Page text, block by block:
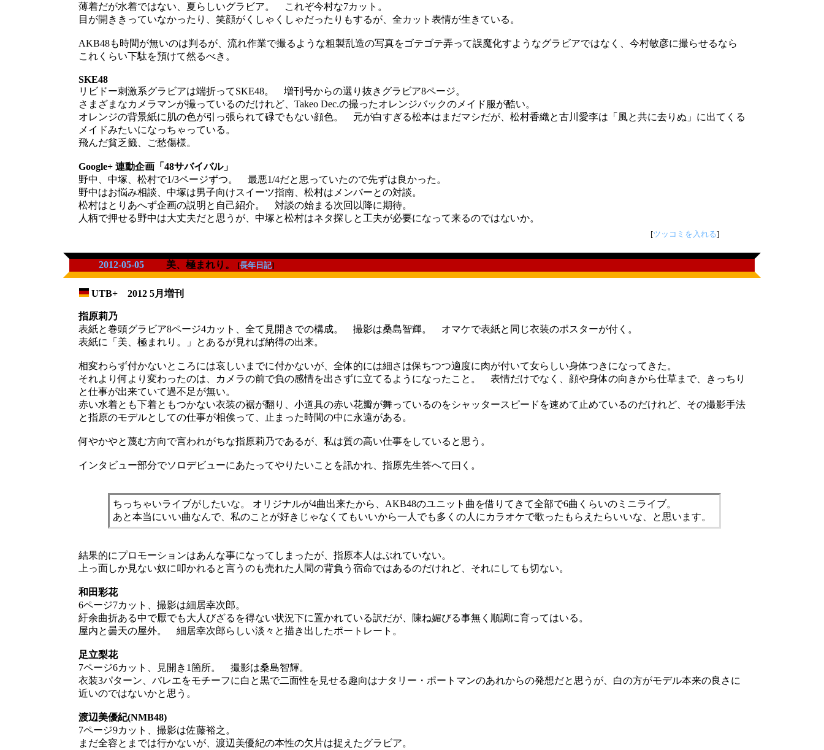
薄着だが水着ではない、夏らしいグラビア。 これぞ今村な7カット。
目が開ききっていなかったり、笑顔がくしゃくしゃだったりもするが、全カット表情が生きている。
AKB48も時間が無いのは判るが、流れ作業で撮るような粗製乱造の写真をゴテゴテ弄って誤魔化すようなグラビアではなく、今村敏彦に撮らせるなら
これくらい下駄を預けて然るべき。
SKE48
リビドー刺激系グラビアは端折ってSKE48。 増刊号からの選り抜きグラビア8ページ。
さまざまなカメラマンが撮っているのだけれど、Takeo Dec.の撮ったオレンジバックのメイド服が酷い。
オレンジの背景紙に肌の色が引っ張られて碌でもない顔色。 元が白すぎる松本はまだマシだが、松村香織と古川愛李は「風と共に去りぬ」に出てくる
メイドみたいになっちゃっている。
飛んだ貧乏籤、ご愁傷様。
Google+ 連動企画「48サバイバル」
野中、中塚、松村で1/3ページずつ。 最悪1/4だと思っていたので先ずは良かった。
野中はお悩み相談、中塚は男子向けスイーツ指南、松村はメンバーとの対談。
松村はとりあへず企画の説明と自己紹介。 対談の始まる次回以降に期待。
人柄で押せる野中は大丈夫だと思うが、中塚と松村はネタ探しと工夫が必要になって来るのではないか。
[ツッコミを入れる]
2012-05-05 美、極まれり。 [長年日記]
UTB+ 2012 5月増刊
指原莉乃
表紙と巻頭グラビア8ページ4カット、全て見開きでの構成。 撮影は桑島智輝。 オマケで表紙と同じ衣装のポスターが付く。
表紙に「美、極まれり。」とあるが見れば納得の出来。
相変わらず付かないところには哀しいまでに付かないが、全体的には細さは保ちつつ適度に肉が付いて女らしい身体つきになってきた。
それより何より変わったのは、カメラの前で負の感情を出さずに立てるようになったこと。 表情だけでなく、顔や身体の向きから仕草まで、きっちり
と仕事が出来ていて過不足が無い。
赤い水着とも下着ともつかない衣装の裾が翻り、小道具の赤い花瓣が舞っているのをシャッタースピードを速めて止めているのだけれど、その撮影手法
と指原のモデルとしての仕事が相俟って、止まった時間の中に永遠がある。
何やかやと蔑む方向で言われがちな指原莉乃であるが、私は質の高い仕事をしていると思う。
インタビュー部分でソロデビューにあたってやりたいことを訊かれ、指原先生答へて曰く。
ちっちゃいライブがしたいな。 オリジナルが4曲出来たから、AKB48のユニット曲を借りてきて全部で6曲くらいのミニライブ。
あと本当にいい曲なんで、私のことが好きじゃなくてもいいから一人でも多くの人にカラオケで歌ったもらえたらいいな、と思います。
結果的にプロモーションはあんな事になってしまったが、指原本人はぶれていない。
上っ面しか見ない奴に叩かれると言うのも売れた人間の背負う宿命ではあるのだけれど、それにしても切ない。
和田彩花
6ページ7カット、撮影は細居幸次郎。
紆余曲折ある中で厭でも大人びざるを得ない状況下に置かれている訳だが、陳ね媚びる事無く順調に育ってはいる。
屋内と曇天の屋外。 細居幸次郎らしい淡々と描き出したポートレート。
足立梨花
7ページ6カット、見開き1箇所。 撮影は桑島智輝。
衣装3パターン、バレエをモチーフに白と黒で二面性を見せる趣向はナタリー・ポートマンのあれからの発想だと思うが、白の方がモデル本来の良さに
近いのではないかと思う。
渡辺美優紀(NMB48)
7ページ9カット、撮影は佐藤裕之。
まだ全容とまでは行かないが、渡辺美優紀の本性の欠片は捉えたグラビア。